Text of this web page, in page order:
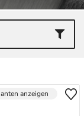
anzeigen